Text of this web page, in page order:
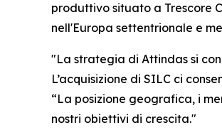
produttivo situato a Trescore
nell'Europa settentrionale e
"La strategia di Attindas si
L’acquisizione di SILC ci
“La posizione geografica, i
nostri obiettivi di crescita."